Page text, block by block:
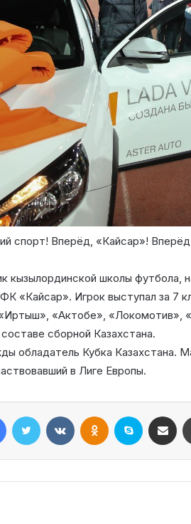
спорт! Вперёд, «Кайсар»!
кызылординской школы футбола,
«Кайсар». Игрок выступал за 7
«Актобе», «Локомотив»,
сборной Казахстана.
обладатель Кубка Казахстана.
в Лиге Европы.